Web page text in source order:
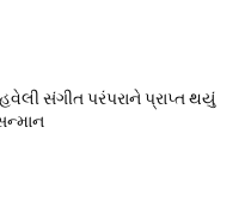
સંગીત પરંપરાને પ્રાપ્ત થયું